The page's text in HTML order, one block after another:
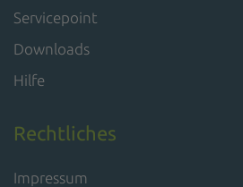
Servicepoint
Downloads
Hilfe
Rechtliches
Impressum